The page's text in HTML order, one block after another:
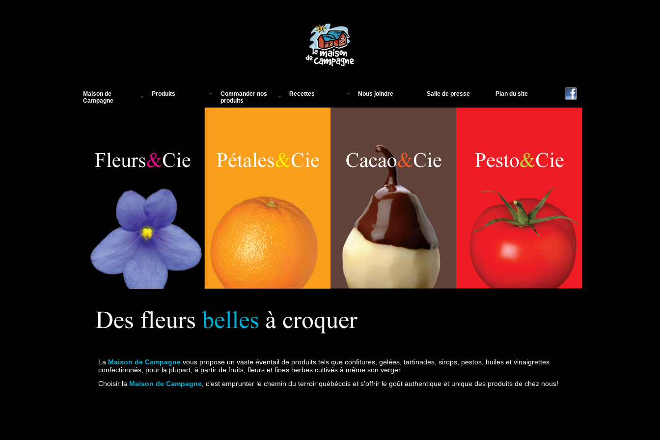
Maison de
Campagne
Produits
Commander nos
produits
Recettes Nous joindre Salle de presse Plan du site
La Maison de Campagnevous propose un vaste éventail de produits tels que confitures, gelées, tartinades, sirops, pestos, huiles et vinaigrettes
confectionnés, pour la plupart, à partir de fruits, fleurs et fines herbes cultivés à même son verger.
Choisir la Maison de Campagne, c’est emprunter le chemin du terroir québécois et s’offrir le goût authentique et unique des produits de chez nous!